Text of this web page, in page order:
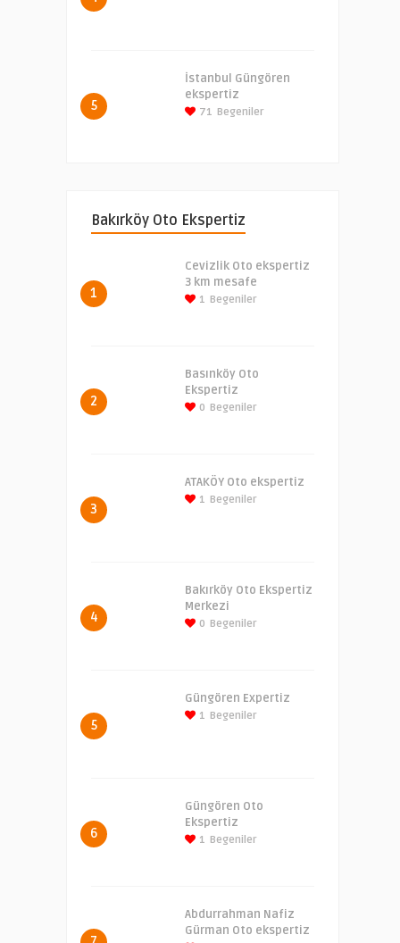
5
İstanbul Güngören
ekspertiz
71 Begeniler
Bakırköy Oto Ekspertiz
1
Cevizlik Oto ekspertiz
3 km mesafe
1 Begeniler
2
Basınköy Oto
Ekspertiz
0 Begeniler
3
ATAKÖY Oto ekspertiz
1 Begeniler
4
Bakırköy Oto Ekspertiz
Merkezi
0 Begeniler
5
Güngören Expertiz
1 Begeniler
6
Güngören Oto
Ekspertiz
1 Begeniler
Abdurrahman Nafiz
Gürman Oto ekspertiz